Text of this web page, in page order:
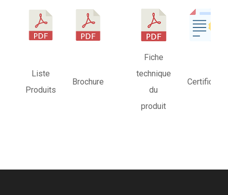
Liste
Produits
Brochure
Fiche
technique
du
produit
Certificats